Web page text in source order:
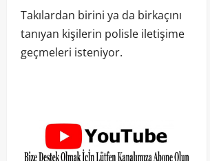
Takılardan birini ya da birkaçını
tanıyan kişilerin polisle iletişime
geçmeleri isteniyor.